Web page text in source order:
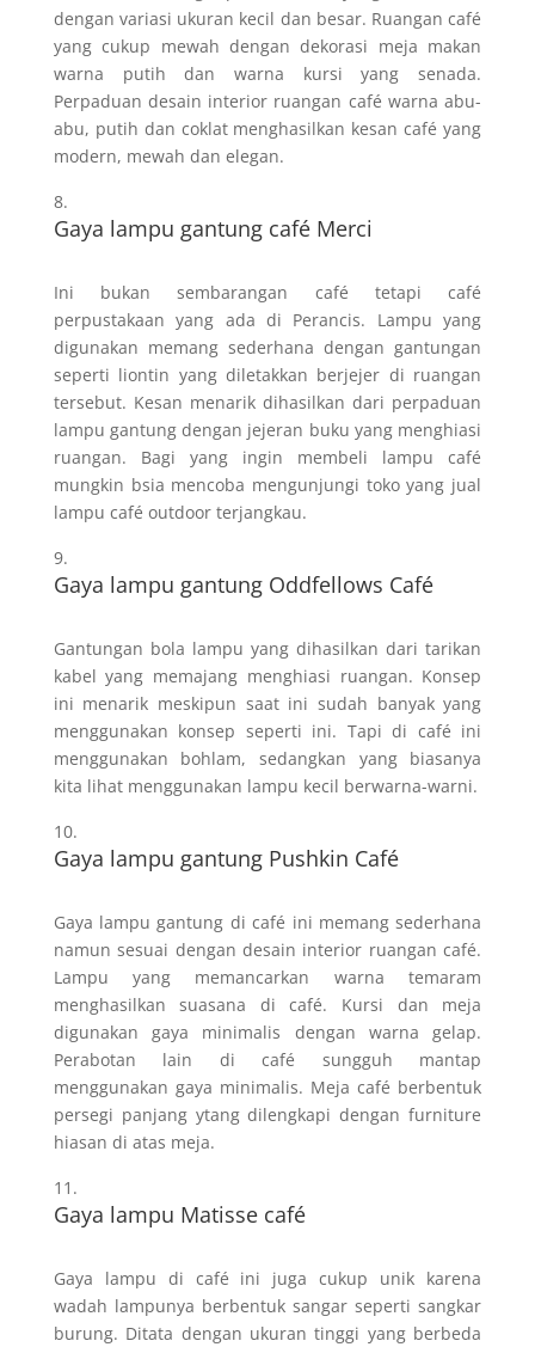
dengan variasi ukuran kecil dan besar. Ruangan café
yang cukup mewah dengan dekorasi meja makan
warna putih dan warna kursi yang senada.
Perpaduan desain interior ruangan café warna abu-
abu, putih dan coklat menghasilkan kesan café yang
modern, mewah dan elegan.
Gaya lampu gantung café Merci
Ini bukan sembarangan café tetapi café
perpustakaan yang ada di Perancis. Lampu yang
digunakan memang sederhana dengan gantungan
seperti liontin yang diletakkan berjejer di ruangan
tersebut. Kesan menarik dihasilkan dari perpaduan
lampu gantung dengan jejeran buku yang menghiasi
ruangan. Bagi yang ingin membeli lampu café
mungkin bsia mencoba mengunjungi toko yang jual
lampu café outdoor terjangkau.
Gaya lampu gantung Oddfellows Café
Gantungan bola lampu yang dihasilkan dari tarikan
kabel yang memajang menghiasi ruangan. Konsep
ini menarik meskipun saat ini sudah banyak yang
menggunakan konsep seperti ini. Tapi di café ini
menggunakan bohlam, sedangkan yang biasanya
kita lihat menggunakan lampu kecil berwarna-warni.
Gaya lampu gantung Pushkin Café
Gaya lampu gantung di café ini memang sederhana
namun sesuai dengan desain interior ruangan café.
Lampu yang memancarkan warna temaram
menghasilkan suasana di café. Kursi dan meja
digunakan gaya minimalis dengan warna gelap.
Perabotan lain di café sungguh mantap
menggunakan gaya minimalis. Meja café berbentuk
persegi panjang ytang dilengkapi dengan furniture
hiasan di atas meja.
Gaya lampu Matisse café
Gaya lampu di café ini juga cukup unik karena
wadah lampunya berbentuk sangar seperti sangkar
burung. Ditata dengan ukuran tinggi yang berbeda